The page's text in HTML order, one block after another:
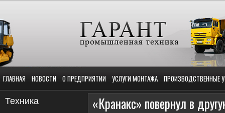
ГЛАВНАЯ НОВОСТИ О ПРЕДПРИЯТИИ УСЛУГИ МОНТАЖА ПРОИЗВОДСТВЕННЫЕ
Техника «Кранакс» повернул в